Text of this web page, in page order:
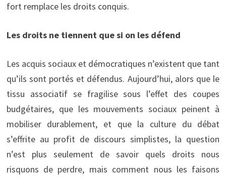
fort remplace les droits conquis.
Les droits ne tiennent que si on les défend
Les acquis sociaux et démocratiques n’existent que tant
qu’ils sont portés et défendus. Aujourd’hui, alors que le
tissu associatif se fragilise sous l’effet des coupes
budgétaires, que les mouvements sociaux peinent à
mobiliser durablement, et que la culture du débat
s’effrite au profit de discours simplistes, la question
n’est plus seulement de savoir quels droits nous
risquons de perdre, mais comment nous les faisons